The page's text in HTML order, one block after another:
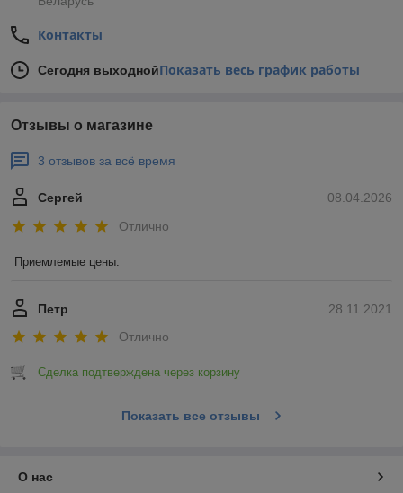
Контакты
Сегодня выходнойПоказать весь график работы
Отзывы о магазине
3 отзывов за всё время
08.04.2026
Сергей
Отлично
Приемлемые цены.
28.11.2021
Петр
Отлично
Сделка подтверждена через корзину
Показать все отзывы
О нас